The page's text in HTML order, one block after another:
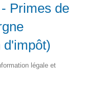
Primes de
d'impôt)
légale et